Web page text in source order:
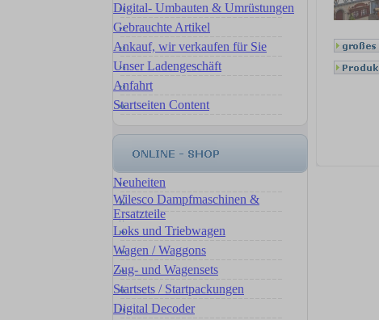
Digital- Umbauten & Umrüstungen
Gebrauchte Artikel
Ankauf, wir verkaufen für Sie
Unser Ladengeschäft
Anfahrt
Startseiten Content
Neuheiten
Wilesco Dampfmaschinen &
Ersatzteile
Loks und Triebwagen
Wagen / Waggons
Zug- und Wagensets
Startsets / Startpackungen
Digital Decoder